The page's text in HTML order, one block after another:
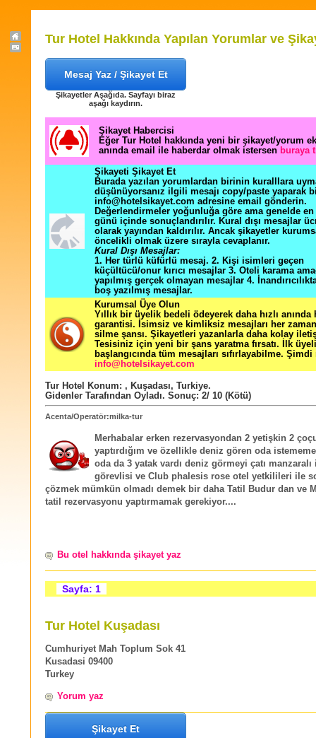
Tur Hotel Hakkında Yapılan Yorumlar ve
Mesaj Yaz / Şikayet Et
Şikayetler Aşağıda. Sayfayı biraz
aşağı kaydırın.
Şikayet Habercisi
Eğer Tur Hotel hakkında yeni bir şikayet/yorum
anında email ile haberdar olmak istersen buraya
Şikayeti Şikayet Et
Burada yazılan yorumlardan birinin kuralllara
düşünüyorsanız ilgili mesajı copy/paste yaparak
info@hotelsikayet.com adresine email gönderin.
Değerlendirmeler yoğunluğa göre ama genelde
günü içinde sonuçlandırılır. Kural dışı mesajlar
olarak yayından kaldırılır. Ancak şikayetler
öncelikli olmak üzere sırayla cevaplanır.
Kural Dışı Mesajlar:
1. Her türlü küfürlü mesaj. 2. Kişi isimleri geçen
küçültücü/onur kırıcı mesajlar 3. Oteli karama
yapılmış gerçek olmayan mesajlar 4.
boş yazılmış mesajlar.
Kurumsal Üye Olun
Yıllık bir üyelik bedeli ödeyerek daha hızlı
garantisi. İsimsiz ve kimliksiz mesajları her zaman
silme şansı. Şikayetleri yazanlarla daha kolay
Tesisiniz için yeni bir şans yaratma fırsatı. İlk
başlangıcında tüm mesajları sıfırlayabilme. Şimdi
info@hotelsikayet.com
Tur Hotel Konum: , Kuşadası, Turkiye.
Gidenler Tarafından Oyladı. Sonuç: 2/ 10 (Kötü)
Acenta/Operatör:milka-tur
Merhabalar erken rezervasyondan 2 yetişkin 2
yaptırdığım ve özellikle deniz gören oda
oda da 3 yatak vardı deniz görmeyi çatı
görevlisi ve Club phalesis rose otel yetkilileri ile
çözmek mümkün olmadı demek bir daha Tatil Budur dan ve
tatil rezervasyonu yaptırmamak gerekiyor....
Bu otel hakkında şikayet yaz
Sayfa: 1
Tur Hotel Kuşadası
Cumhuriyet Mah Toplum Sok 41
Kusadasi 09400
Turkey
Yorum yaz
Şikayet Et